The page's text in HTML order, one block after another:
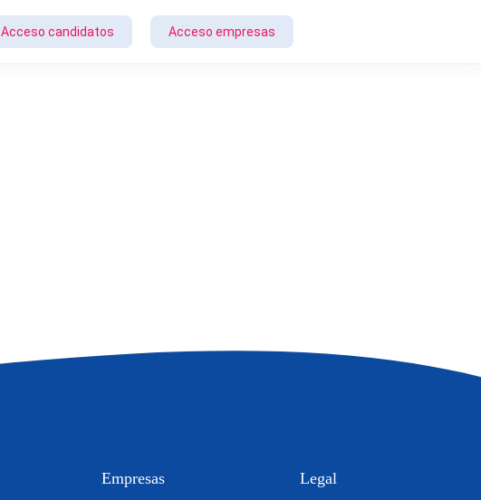
Acceso candidatos Acceso empresas
Empresas Legal